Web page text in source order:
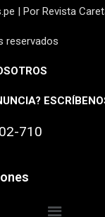
| Por Revista
reservados
710